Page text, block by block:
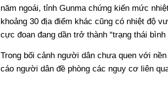
năm ngoái, tỉnh Gunma chứng kiến mức
khoảng 30 địa điểm khác cũng có nhiệt độ
cực đoan đang dần trở thành “trạng thái
Trong bối cảnh người dân chưa quen với
cáo người dân đề phòng các nguy cơ liên